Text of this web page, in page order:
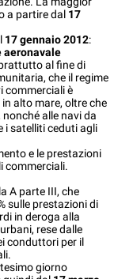
a partire dal 17
17 gennaio 2012:
aeronavale
al fine di
che il regime
commerciali è
alto mare, oltre che
alle navi da
i satelliti ceduti agli
e le prestazioni
commerciali.
A parte III, che
sulle prestazioni di
in deroga alla
rese dalle
conduttori per il
giorno